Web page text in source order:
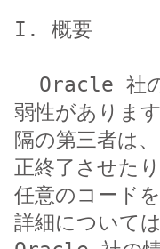
I. 概要
弱性がありま
隔の第三者は
正終了させた
任意のコード
詳細について